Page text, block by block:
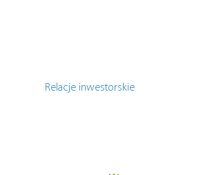
Relacje inwestorskie